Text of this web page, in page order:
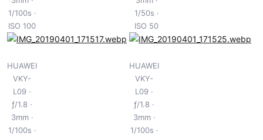
1/100s
ISO 100
1/50s
ISO 50
HUAWEI
VKY-
L09
ƒ/1.8
3mm
1/100s
HUAWEI
VKY-
L09
ƒ/1.8
3mm
1/100s